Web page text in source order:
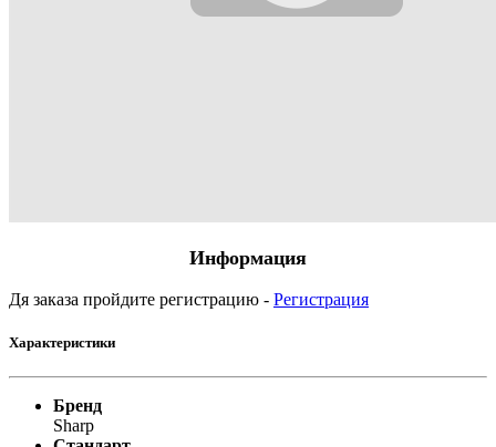
Информация
Дя заказа пройдите регистрацию - Регистрация
Характеристики
Бренд
Sharp